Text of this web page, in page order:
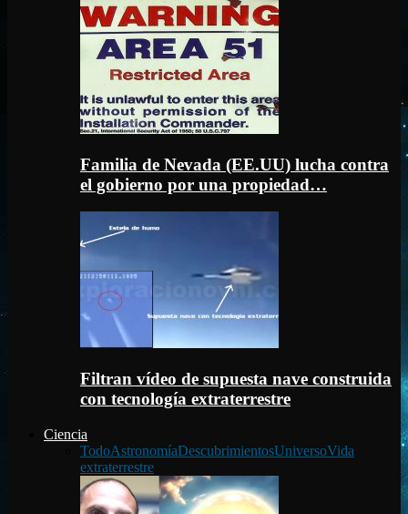
Familia de Nevada (EE.UU) lucha contra
el gobierno por una propiedad…
Filtran vídeo de supuesta nave construida
con tecnología extraterrestre
Ciencia
TodoAstronomíaDescubrimientosUniversoVida
extraterrestre